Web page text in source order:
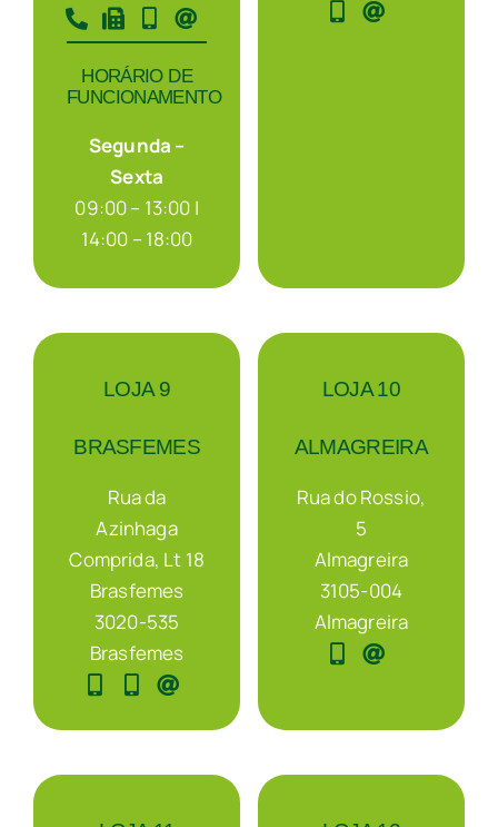
HORÁRIO DE
FUNCIONAMENTO
Segunda –
Sexta
09:00 – 13:00 |
14:00 – 18:00
LOJA 9
BRASFEMES
Rua da
Azinhaga
Comprida, Lt 18
Brasfemes
3020-535
Brasfemes
LOJA 10
ALMAGREIRA
Rua do Rossio,
5
Almagreira
3105-004
Almagreira